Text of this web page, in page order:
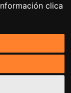
clica
Prisma